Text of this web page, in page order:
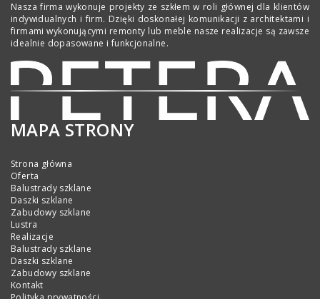
Nasza firma wykonuje projekty ze szkłem w roli głównej dla klientów
indywidualnych i firm. Dzięki doskonałej komunikacji z architektami i
firmami wykonującymi remonty lub meble nasze realizacje są zawsze
idealnie dopasowane i funkcjonalne.
MAPA STRONY
Strona główna
Oferta
Balustrady szklane
Daszki szklane
Zabudowy szklane
Lustra
Realizacje
Balustrady szklane
Daszki szklane
Zabudowy szklane
Kontakt